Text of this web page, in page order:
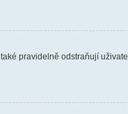
pravidelně odstraňují